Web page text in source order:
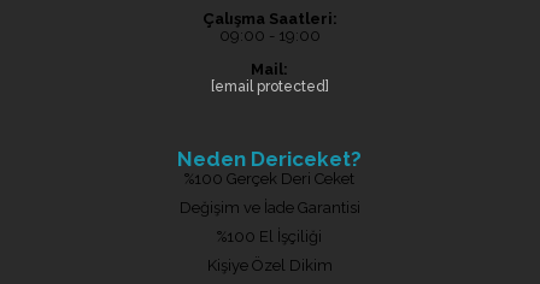
Çalışma Saatleri:
09:00 - 19:00
Mail:
[email protected]
Neden Dericeket?
%100 Gerçek Deri Ceket
Değişim ve İade Garantisi
%100 El İşçiliği
Kişiye Özel Dikim